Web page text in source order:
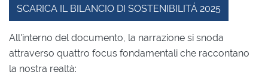
SCARICA IL BILANCIO DI SOSTENIBILITÁ 2025
All'interno del documento, la narrazione si snoda
attraverso quattro focus fondamentali che raccontano
la nostra realtà: